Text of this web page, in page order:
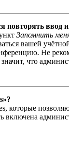
повторять ввод
Запомнить
вашей
Не
значит, что
которые
включена